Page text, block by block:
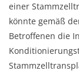
einer
könnte gemäß
Betroffenen die